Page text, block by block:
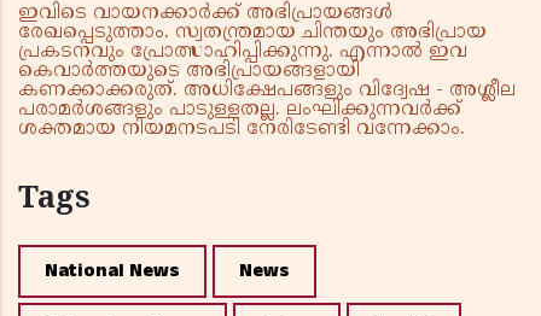
ഇവിടെ വായനക്കാർക്ക് അഭിപ്രായങ്ങൾ
രേഖപ്പെടുത്താം. സ്വതന്ത്രമായ ചിന്തയും അഭിപ്രായ
പ്രകടനവും പ്രോത്സാഹിപ്പിക്കുന്നു. എന്നാൽ ഇവ
കെവാർത്തയുടെ അഭിപ്രായങ്ങളായി
കണക്കാക്കരുത്. അധിക്ഷേപങ്ങളും വിദ്വേഷ - അശ്ലീല
പരാമർശങ്ങളും പാടുള്ളതല്ല. ലംഘിക്കുന്നവർക്ക്
ശക്തമായ നിയമനടപടി നേരിടേണ്ടി വന്നേക്കാം.
Tags
National News News